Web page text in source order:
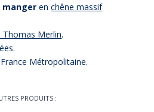
manger enchêne massif
Thomas Merlin.
Métropolitaine.
PRODUITS :